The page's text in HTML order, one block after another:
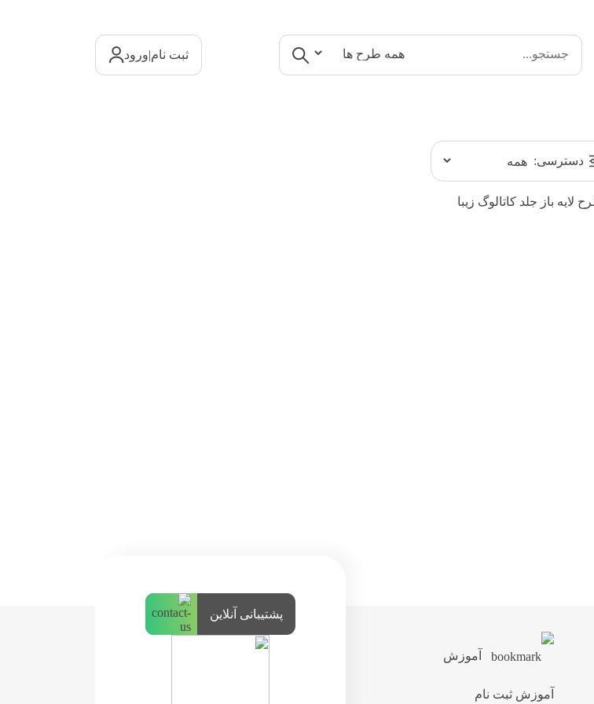
ثبت نام|ورود
دسترسی:
آموزش
آموزش ثبت نام
پشتیبانی آنلاین